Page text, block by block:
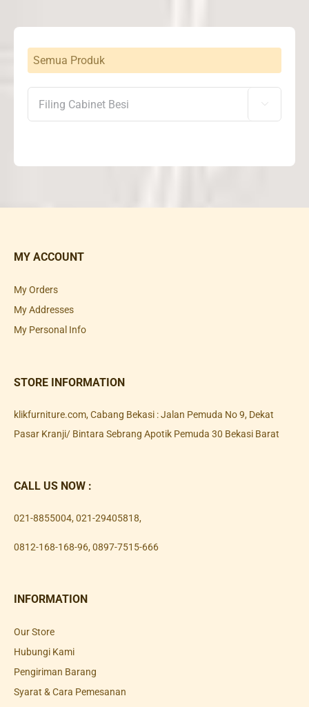
Semua Produk

MY ACCOUNT
My Orders
My Addresses
My Personal Info
STORE INFORMATION
klikfurniture.com, Cabang Bekasi : Jalan Pemuda No 9, Dekat
Pasar Kranji/ Bintara Sebrang Apotik Pemuda 30 Bekasi Barat
CALL US NOW :
021-8855004, 021-29405818,
0812-168-168-96, 0897-7515-666
INFORMATION
Our Store
Hubungi Kami
Pengiriman Barang
Syarat & Cara Pemesanan